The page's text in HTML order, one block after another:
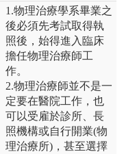
1.物理治療學系畢業之
後必須先考試取得執
照後，始得進入臨床
擔任物理治療師工
作。
2.物理治療師並不是一
定要在醫院工作，也
可以受雇於診所、長
照機構或自行開業(物
理治療所)，甚至選擇